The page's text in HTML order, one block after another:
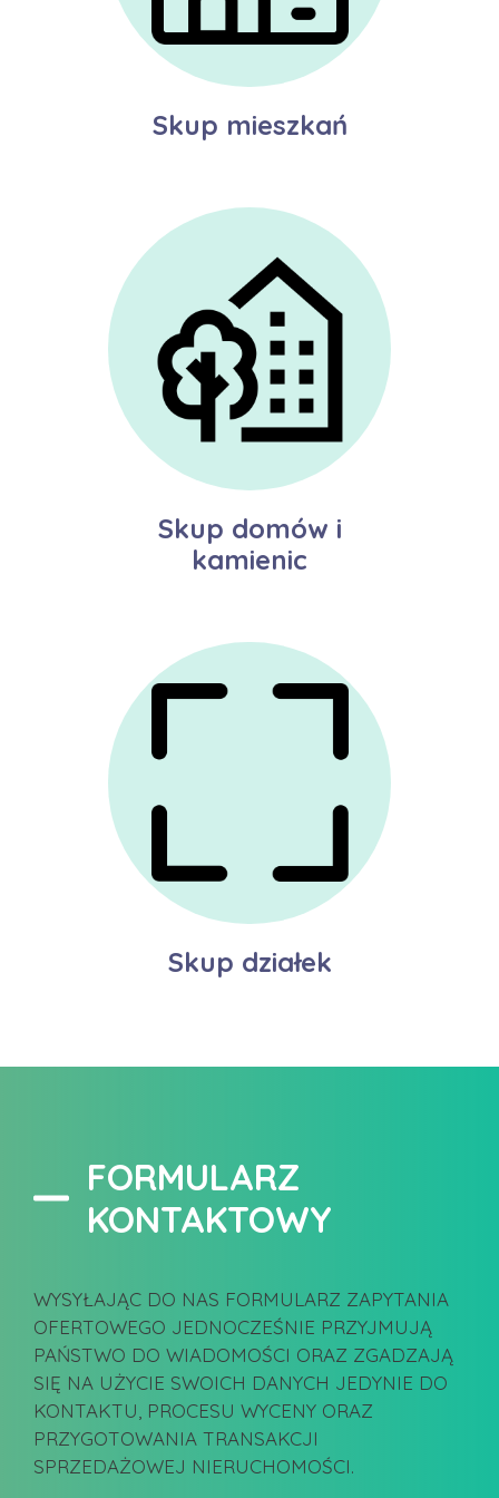
Skup mieszkań
Skup domów i
kamienic
Skup działek
FORMULARZ
KONTAKTOWY
WYSYŁAJĄC DO NAS FORMULARZ ZAPYTANIA
OFERTOWEGO JEDNOCZEŚNIE PRZYJMUJĄ
PAŃSTWO DO WIADOMOŚCI ORAZ ZGADZAJĄ
SIĘ NA UŻYCIE SWOICH DANYCH JEDYNIE DO
KONTAKTU, PROCESU WYCENY ORAZ
PRZYGOTOWANIA TRANSAKCJI
SPRZEDAŻOWEJ NIERUCHOMOŚCI.